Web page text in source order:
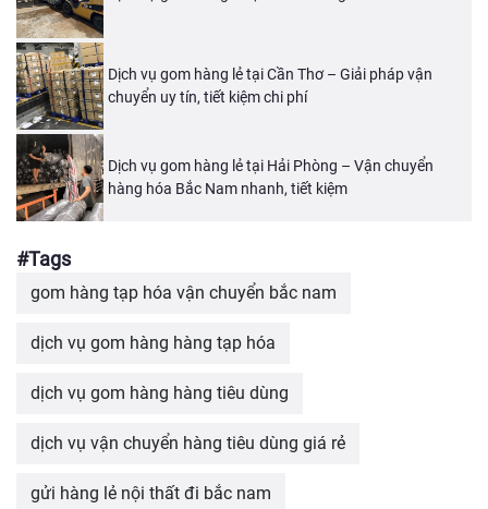
Dịch vụ gom hàng lẻ tại Cần Thơ – Giải pháp vận
chuyển uy tín, tiết kiệm chi phí
Dịch vụ gom hàng lẻ tại Hải Phòng – Vận chuyển
hàng hóa Bắc Nam nhanh, tiết kiệm
#Tags
gom hàng tạp hóa vận chuyển bắc nam
dịch vụ gom hàng hàng tạp hóa
dịch vụ gom hàng hàng tiêu dùng
dịch vụ vận chuyển hàng tiêu dùng giá rẻ
gửi hàng lẻ nội thất đi bắc nam